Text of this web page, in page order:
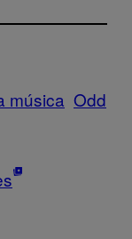
música Odd